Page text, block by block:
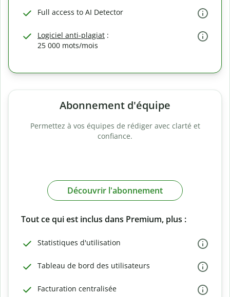
Full access to AI Detector
Logiciel anti-plagiat :
25 000 mots/mois
Abonnement d'équipe
Permettez à vos équipes de rédiger avec clarté et
confiance.
Découvrir l'abonnement
Tout ce qui est inclus dans Premium, plus :
Statistiques d'utilisation
Tableau de bord des utilisateurs
Facturation centralisée